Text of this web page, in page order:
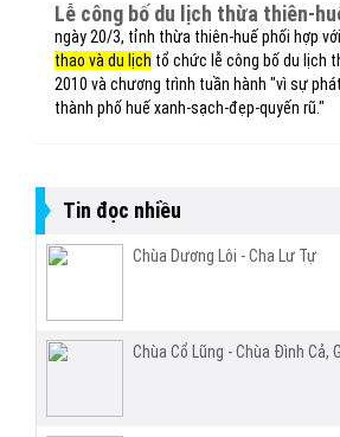
lễ công bố du lịch thừa thiên-
ngày 20/3, tỉnh thừa thiên-huế phối hợp với
thao và du lịch tổ chức lễ công bố du lịch
2010 và chương trình tuần hành "vì sự
thành phố huế xanh-sạch-đẹp-quyến rũ."
Tin đọc nhiều
Chùa Dương Lôi - Cha Lư Tự
Chùa Cổ Lũng - Chùa Đình Cả,